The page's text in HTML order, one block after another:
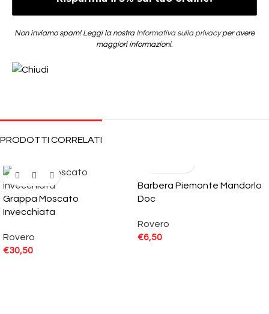
Non inviamo spam! Leggi la nostra Informativa sulla privacyper avere
maggiori informazioni.
PRODOTTI CORRELATI
Grappa Moscato
Invecchiata
Rovero
€30,50
Barbera Piemonte Mandorlo
Doc
Rovero
€6,50